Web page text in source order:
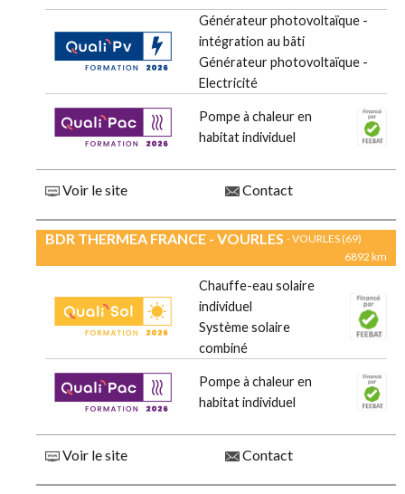
Générateur photovoltaïque -
intégration au bâti
Générateur photovoltaïque -
Electricité
Pompe à chaleur en
habitat individuel
Voir le site Contact
BDR THERMEA FRANCE - VOURLES - VOURLES (69)
6892 km
Chauffe-eau solaire
individuel
Système solaire
combiné
Pompe à chaleur en
habitat individuel
Voir le site Contact